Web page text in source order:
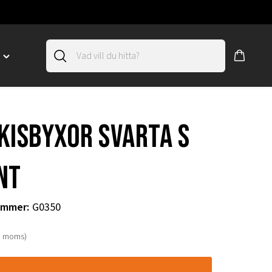
Toggle
svarta s
: G0350
moms)